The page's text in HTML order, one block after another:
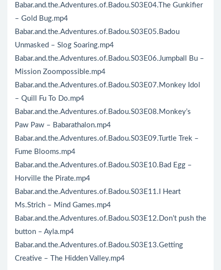
Babar.and.the.Adventures.of.Badou.S03E04.The Gunkifier
– Gold Bug.mp4
Babar.and.the.Adventures.of.Badou.S03E05.Badou
Unmasked – Slog Soaring.mp4
Babar.and.the.Adventures.of.Badou.S03E06.Jumpball Bu –
Mission Zoompossible.mp4
Babar.and.the.Adventures.of.Badou.S03E07.Monkey Idol
– Quill Fu To Do.mp4
Babar.and.the.Adventures.of.Badou.S03E08.Monkey’s
Paw Paw – Babarathalon.mp4
Babar.and.the.Adventures.of.Badou.S03E09.Turtle Trek –
Fume Blooms.mp4
Babar.and.the.Adventures.of.Badou.S03E10.Bad Egg –
Horville the Pirate.mp4
Babar.and.the.Adventures.of.Badou.S03E11.I Heart
Ms.Strich – Mind Games.mp4
Babar.and.the.Adventures.of.Badou.S03E12.Don’t push the
button – Ayla.mp4
Babar.and.the.Adventures.of.Badou.S03E13.Getting
Creative – The Hidden Valley.mp4